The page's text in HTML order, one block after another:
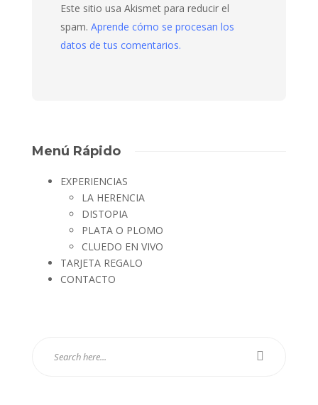
Este sitio usa Akismet para reducir el
spam. Aprende cómo se procesan los
datos de tus comentarios.
Menú Rápido
EXPERIENCIAS
LA HERENCIA
DISTOPIA
PLATA O PLOMO
CLUEDO EN VIVO
TARJETA REGALO
CONTACTO